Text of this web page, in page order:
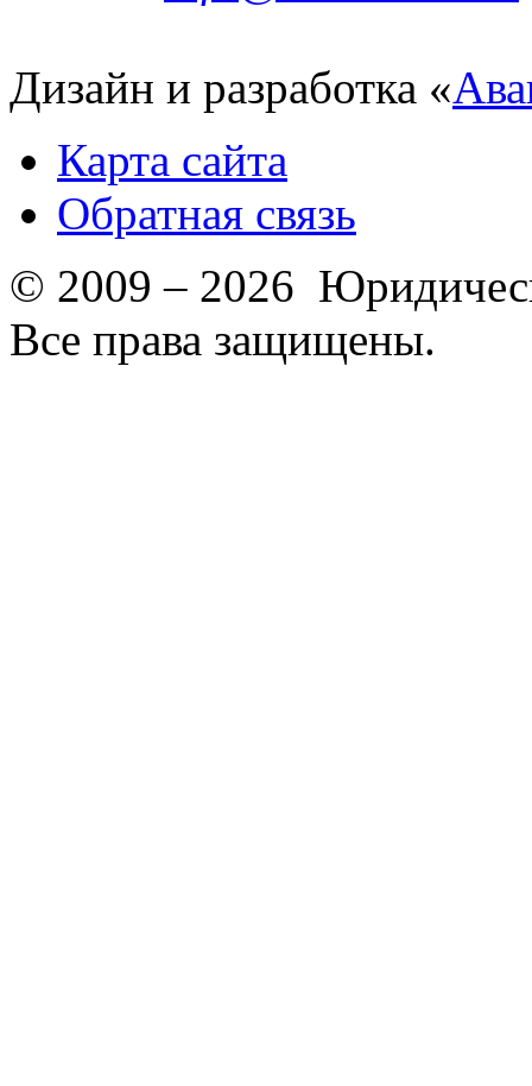
Дизайн и разработка «
Карта сайта
Обратная связь
© 2009 – 2026
Все права защищены.